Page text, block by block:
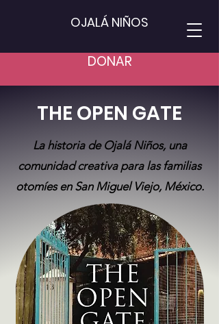
DONAR
OJALÁ NIÑOS
THE OPEN GATE
La historia de Ojalá Niños, una
comunidad creativa para las familias
otomíes en San Miguel Viejo, México.